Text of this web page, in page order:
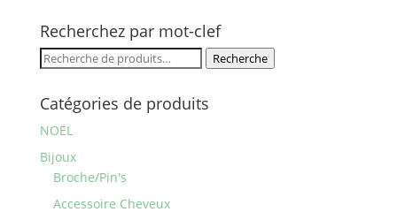
Recherchez par mot-clef
Recherche
Recherche
Catégories de produits
NOËL
Bijoux
Broche/Pin's
Accessoire Cheveux